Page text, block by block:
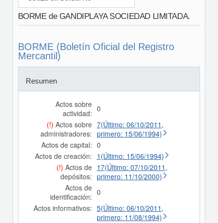
BORME de GANDIPLAYA SOCIEDAD LIMITADA.
BORME (Boletín Oficial del Registro
Mercantil)
Resumen
Actos sobre
actividad: 0
(!) Actos sobre
administradores:
7(Último: 06/10/2011,
primero: 15/06/1994)
Actos de capital: 0
Actos de creación: 1(Último: 15/06/1994)
(!) Actos de
depósitos:
17(Último: 07/10/2011,
primero: 11/10/2000)
Actos de
identificación: 0
Actos informativos: 5(Último: 06/10/2011,
primero: 11/08/1994)